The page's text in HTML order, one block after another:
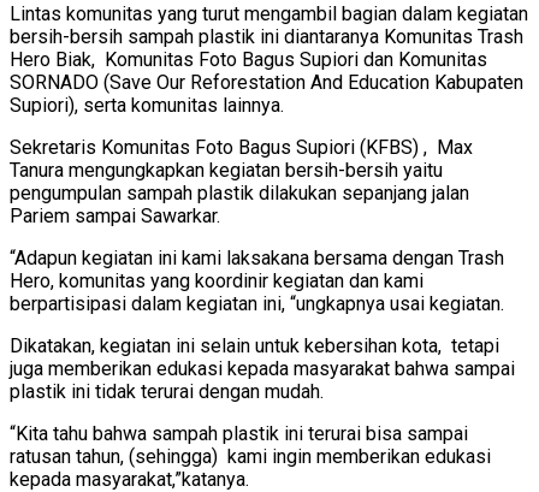
Lintas komunitas yang turut mengambil bagian dalam kegiatan
bersih-bersih sampah plastik ini diantaranya Komunitas Trash
Hero Biak, Komunitas Foto Bagus Supiori dan Komunitas
SORNADO (Save Our Reforestation And Education Kabupaten
Supiori), serta komunitas lainnya.
Sekretaris Komunitas Foto Bagus Supiori (KFBS) , Max
Tanura mengungkapkan kegiatan bersih-bersih yaitu
pengumpulan sampah plastik dilakukan sepanjang jalan
Pariem sampai Sawarkar.
“Adapun kegiatan ini kami laksakana bersama dengan Trash
Hero, komunitas yang koordinir kegiatan dan kami
berpartisipasi dalam kegiatan ini, “ungkapnya usai kegiatan.
Dikatakan, kegiatan ini selain untuk kebersihan kota, tetapi
juga memberikan edukasi kepada masyarakat bahwa sampai
plastik ini tidak terurai dengan mudah.
“Kita tahu bahwa sampah plastik ini terurai bisa sampai
ratusan tahun, (sehingga) kami ingin memberikan edukasi
kepada masyarakat,”katanya.